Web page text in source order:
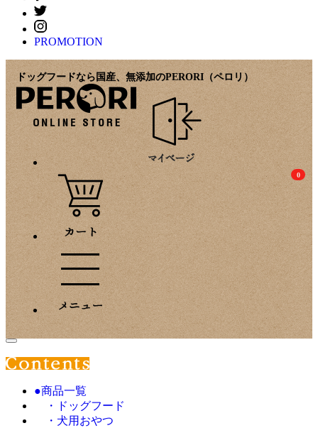
PROMOTION
ドッグフードなら国産、無添加のPERORI（ペロリ）
0
●商品一覧
・ドッグフード
・犬用おやつ